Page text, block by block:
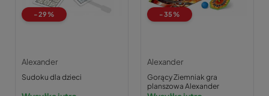
-29%
Alexander
Sudoku dla dzieci
-35%
Alexander
Gorący Ziemniak gra
planszowa Alexander